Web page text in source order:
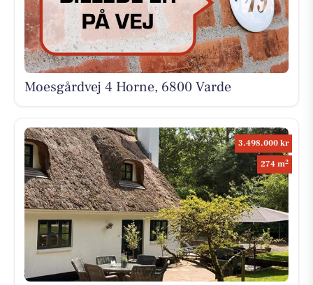
Moesgårdvej 4 Horne, 6800 Varde
3.498.000 kr
274 m2